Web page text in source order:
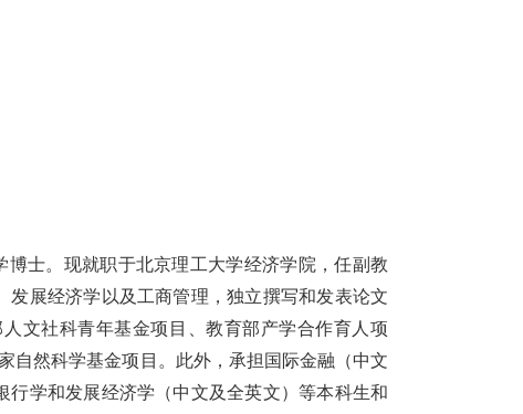
士。现就职于北京理工大学经济学院 ，任副教
发展经济学以及工商管理，独立撰写和发表论文
文社科青年基金项目、教育部产学合作育人项
自然科学基金项目 。 此外，承担国际金融 （中文
行学和发展经济学 （中文及全英文）等本科生和